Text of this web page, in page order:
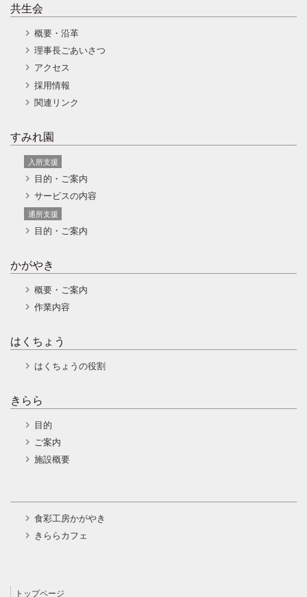
共生会
概要・沿革
理事長ごあいさつ
アクセス
採用情報
関連リンク
すみれ園
入所支援
目的・ご案内
サービスの内容
通所支援
目的・ご案内
かがやき
概要・ご案内
作業内容
はくちょう
はくちょうの役割
きらら
目的
ご案内
施設概要
食彩工房かがやき
きららカフェ
トップページ